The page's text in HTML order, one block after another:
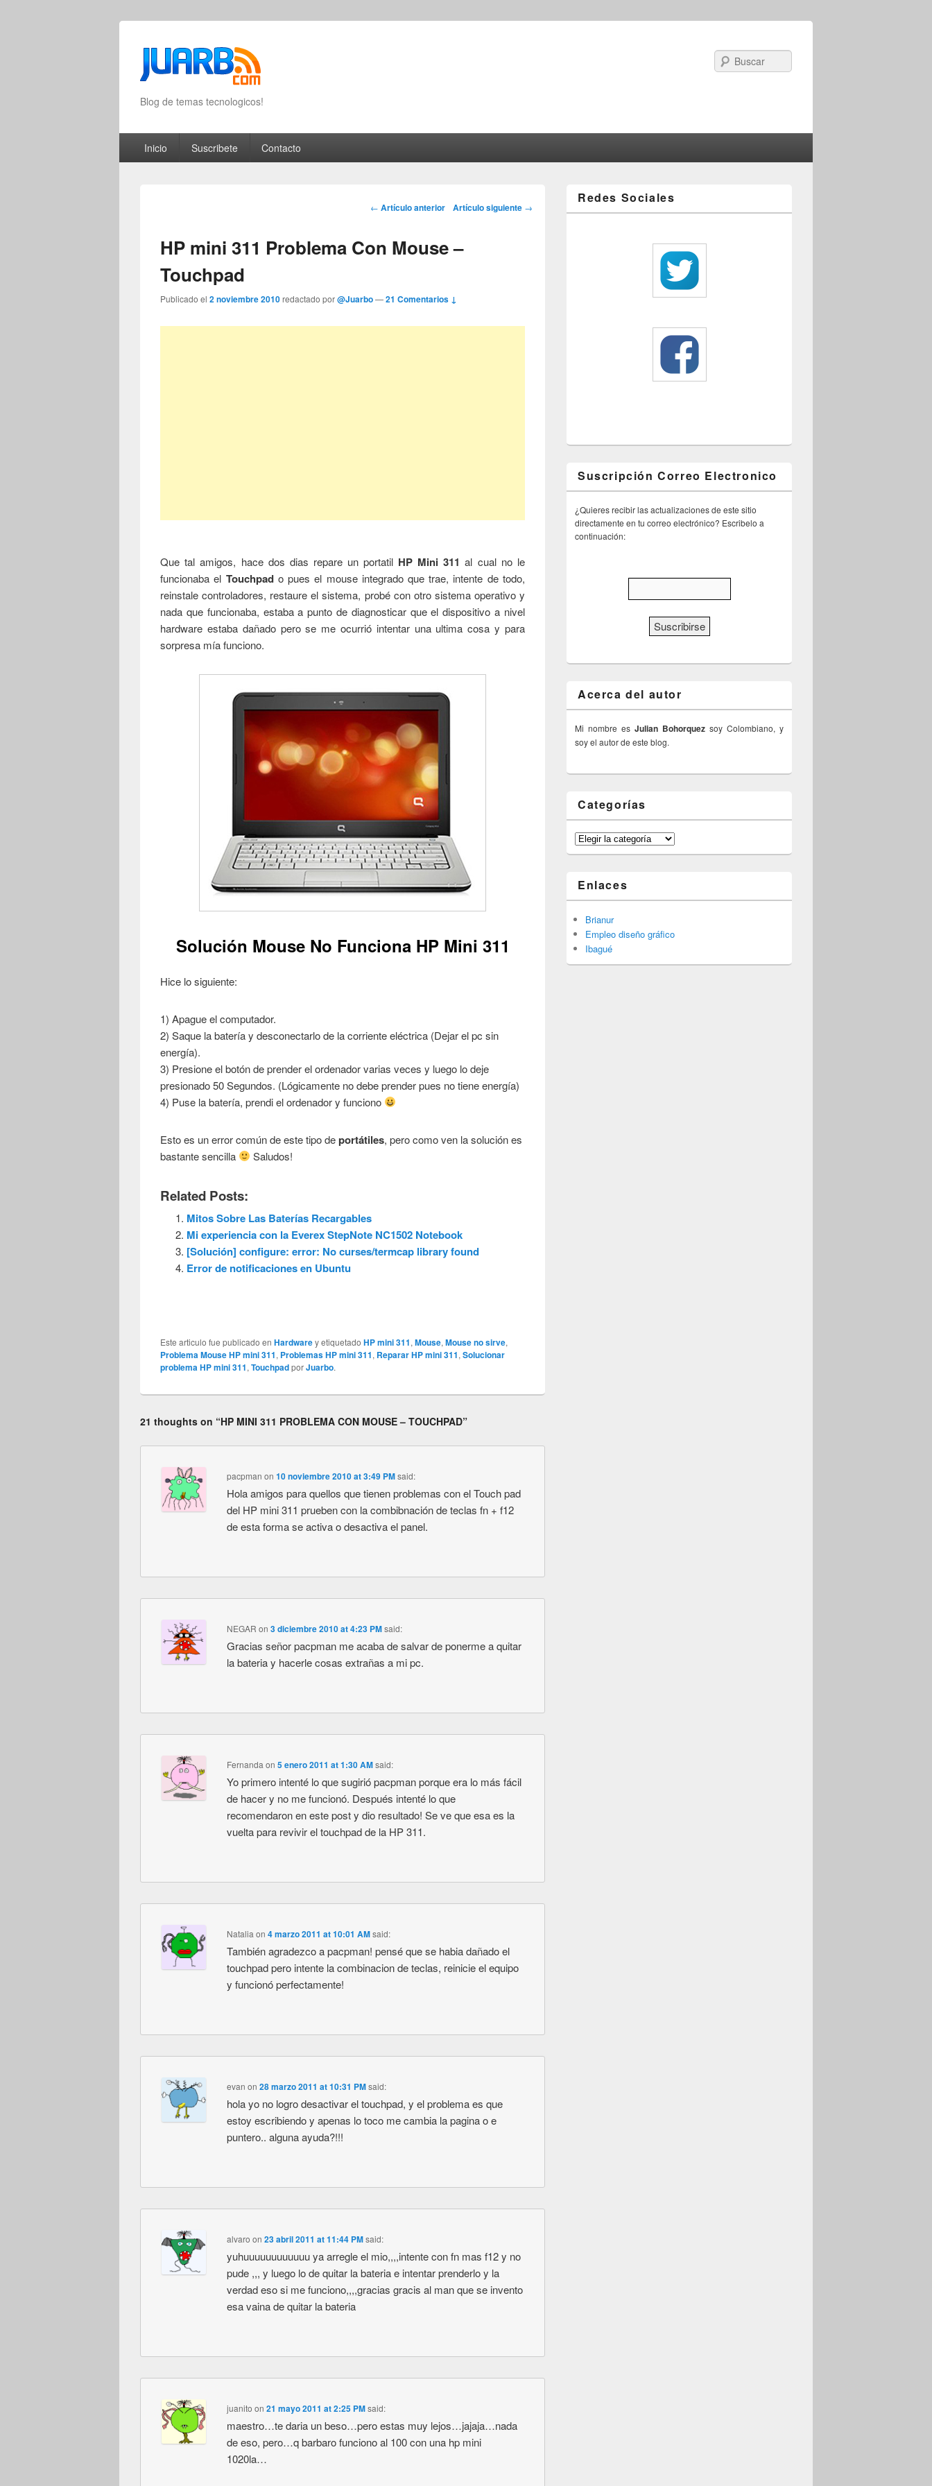
Blog de temas tecnologicos!
Primary menu
Skip to primary content
Skip to secondary content
Inicio Suscribete Contacto
Post navigation
← Artículo anterior Artículo siguiente →
HP mini 311 Problema Con Mouse –
Touchpad
Publicado el2 noviembre 2010redactado por@Juarbo—21 Comentarios ↓
Que tal amigos, hace dos dias repare un portatil HP Mini 311 al cual no le
funcionaba el Touchpado pues el mouse integrado que trae, intente de todo,
reinstale controladores, restaure el sistema, probé con otro sistema operativo y
nada que funcionaba, estaba a punto de diagnosticar que el dispositivo a nivel
hardware estaba dañado pero se me ocurrió intentar una ultima cosa y para
sorpresa mía funciono.
Solución Mouse No Funciona HP Mini 311
Hice lo siguiente:
1) Apague el computador.
2) Saque la batería y desconectarlo de la corriente eléctrica (Dejar el pc sin
energía).
3) Presione el botón de prender el ordenador varias veces y luego lo deje
presionado 50 Segundos. (Lógicamente no debe prender pues no tiene energía)
4) Puse la batería, prendi el ordenador y funciono
Esto es un error común de este tipo deportátiles, pero como ven la solución es
bastante sencilla
Saludos!
Related Posts:
Mitos Sobre Las Baterías Recargables
Mi experiencia con la Everex StepNote NC1502 Notebook
[Solución] configure: error: No curses/termcap library found
Error de notificaciones en Ubuntu
Este articulo fue publicado enHardwarey etiquetadoHP mini 311,Mouse,Mouse no sirve,
Problema Mouse HP mini 311, Problemas HP mini 311, Reparar HP mini 311,Solucionar
problema HP mini 311,TouchpadporJuarbo.
21 thoughts on “HP MINI 311 PROBLEMA CON MOUSE – TOUCHPAD”
pacpman on 10 noviembre 2010 at 3:49 PMsaid:
Hola amigos para quellos que tienen problemas con el Touch pad
del HP mini 311 prueben con la combibnación de teclas fn + f12
de esta forma se activa o desactiva el panel.
NEGAR on 3 diciembre 2010 at 4:23 PMsaid:
Gracias señor pacpman me acaba de salvar de ponerme a quitar
la bateria y hacerle cosas extrañas a mi pc.
Fernanda on 5 enero 2011 at 1:30 AMsaid:
Yo primero intenté lo que sugirió pacpman porque era lo más fácil
de hacer y no me funcionó. Después intenté lo que
recomendaron en este post y dio resultado! Se ve que esa es la
vuelta para revivir el touchpad de la HP 311.
Natalia on 4 marzo 2011 at 10:01 AMsaid:
También agradezco a pacpman! pensé que se habia dañado el
touchpad pero intente la combinacion de teclas, reinicie el equipo
y funcionó perfectamente!
evan on 28 marzo 2011 at 10:31 PMsaid:
hola yo no logro desactivar el touchpad, y el problema es que
estoy escribiendo y apenas lo toco me cambia la pagina o e
puntero.. alguna ayuda?!!!
alvaro on 23 abril 2011 at 11:44 PMsaid:
yuhuuuuuuuuuuuu ya arregle el mio,,,,intente con fn mas f12 y no
pude ,,, y luego lo de quitar la bateria e intentar prenderlo y la
verdad eso si me funciono,,,,gracias gracis al man que se invento
esa vaina de quitar la bateria
juanito on 21 mayo 2011 at 2:25 PMsaid:
maestro…te daria un beso…pero estas muy lejos…jajaja…nada
de eso, pero…q barbaro funciono al 100 con una hp mini
1020la…
Redes Sociales
Suscripción Correo Electronico
¿Quieres recibir las actualizaciones de este sitio
directamente en tu correo electrónico? Escribelo a
continuación:
Acerca del autor
Mi nombre es Julian Bohorquez soy Colombiano, y
soy el autor de este blog.
Categorías
Categorías
Enlaces
Brianur
Empleo diseño gráfico
Ibagué